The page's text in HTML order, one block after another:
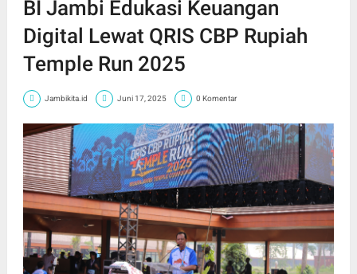
BI Jambi Edukasi Keuangan
Digital Lewat QRIS CBP Rupiah
Temple Run 2025
Jambikita.id Juni 17, 2025 0 Komentar